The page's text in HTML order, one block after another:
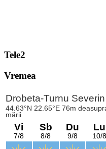
Tele2
Vremea